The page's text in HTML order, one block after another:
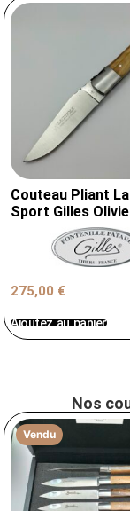
Couteau Pliant
Sport Gilles
275,00 €
Ajoutez au panier
Nos
Vendu